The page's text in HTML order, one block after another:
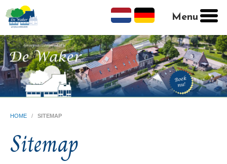
Menu
HOME / SITEMAP
Sitemap